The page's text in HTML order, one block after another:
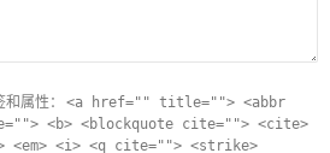
和属性： <a href="" title=""> <abbr
<b> <blockquote cite=""> <cite>
<em> <i> <q cite=""> <strike>